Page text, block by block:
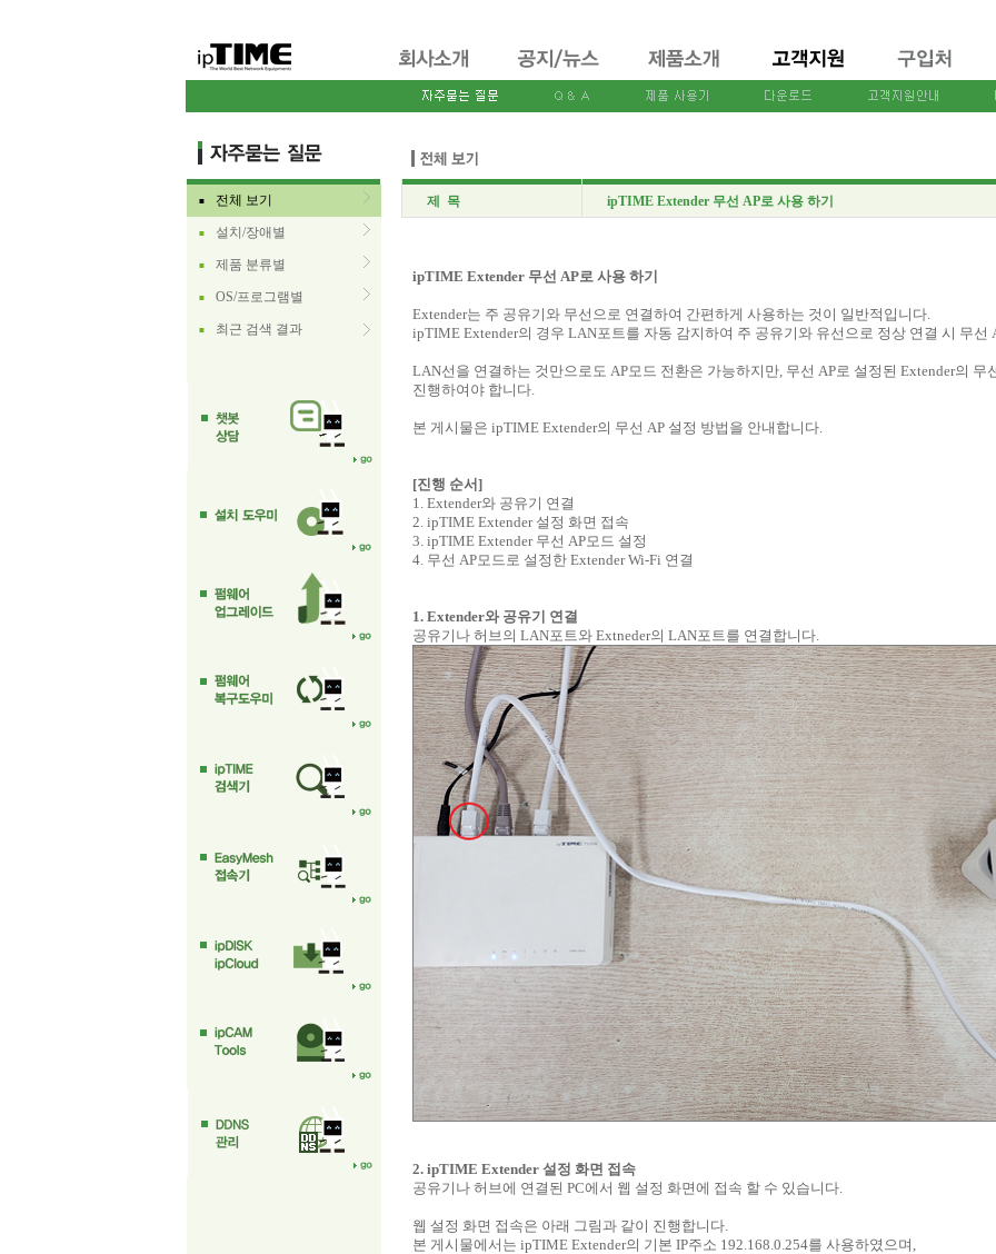
■ 전체 보기
■ 설치/장애별
■ 제품 분류별
■ OS/프로그램별
■ 최근 검색 결과
제 목 ipTIME Extender 무선 AP로 사용 하기
ipTIME Extender 무선 AP로 사용 하기
Extender는 주 공유기와 무선으로 연결하여 간편하게 사용하는 것이 일반적입니다.
ipTIME Extender의 경우 LAN포트를 자동 감지하여 주 공유기와 유선으로 정상 연결 시 무선
LAN선을 연결하는 것만으로도 AP모드 전환은 가능하지만, 무선 AP로 설정된 Extender의 무
진행하여야 합니다.
본 게시물은 ipTIME Extender의 무선 AP 설정 방법을 안내합니다.
[진행 순서]
1. Extender와 공유기 연결
2. ipTIME Extender 설정 화면 접속
3. ipTIME Extender 무선 AP모드 설정
4. 무선 AP모드로 설정한 Extender Wi-Fi 연결
1. Extender와 공유기 연결
공유기나 허브의 LAN포트와 Extneder의 LAN포트를 연결합니다.
2. ipTIME Extender 설정 화면 접속
공유기나 허브에 연결된 PC에서 웹 설정 화면에 접속 할 수 있습니다.
웹 설정 화면 접속은 아래 그림과 같이 진행합니다.
본 게시물에서는 ipTIME Extender의 기본 IP주소 192.168.0.254를 사용하였으며,